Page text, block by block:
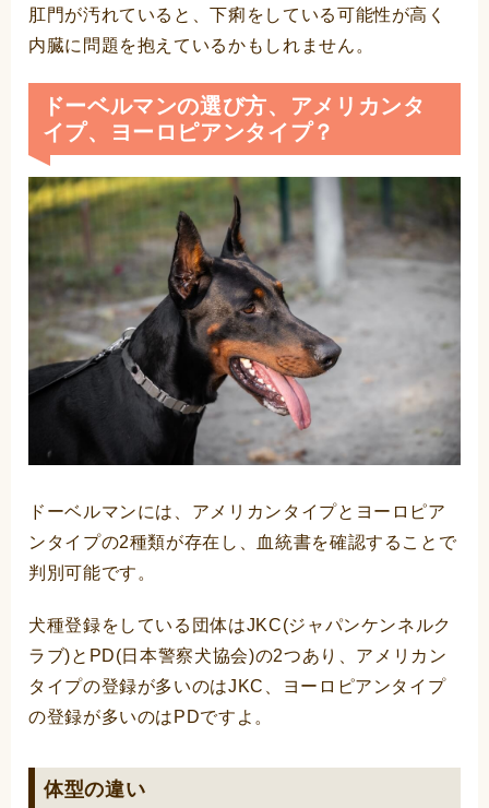
肛門が汚れていると、下痢をしている可能性が高く
内臓に問題を抱えているかもしれません。
ドーベルマンの選び方、アメリカンタ
イプ、ヨーロピアンタイプ？
ドーベルマンには、アメリカンタイプとヨーロピア
ンタイプの2種類が存在し、血統書を確認することで
判別可能です。
犬種登録をしている団体はJKC(ジャパンケンネルク
ラブ)とPD(日本警察犬協会)の2つあり、アメリカン
タイプの登録が多いのはJKC、ヨーロピアンタイプ
の登録が多いのはPDですよ。
体型の違い